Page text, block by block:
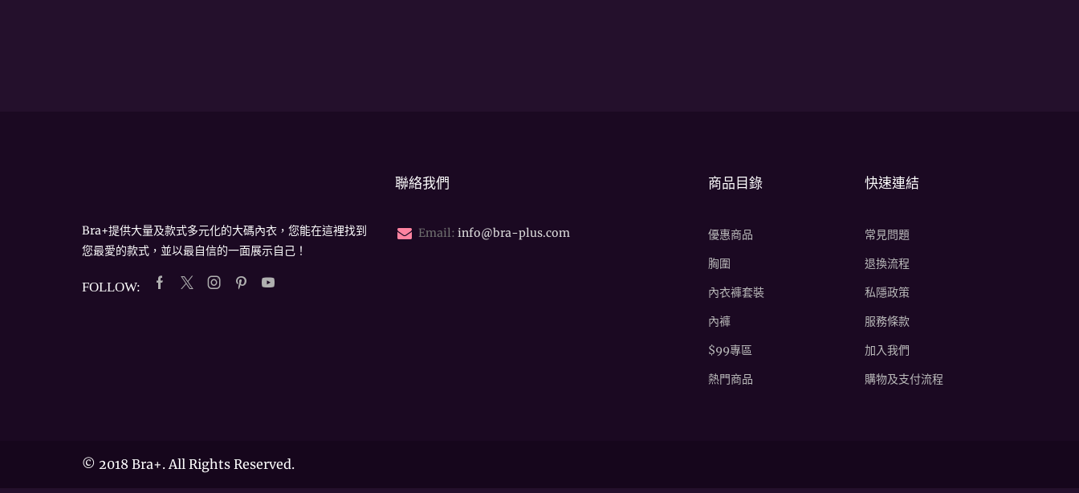
Bra+提供大量及款式多元化的大碼內衣，您能在這裡找到
您最愛的款式，並以最自信的一面展示自己！
FOLLOW: Facebook
TwitterInstagram
PinterestYoutube
聯絡我們
Email:info@bra-plus.com
商品目錄
優惠商品
胸圍
內衣褲套裝
內褲
$99專區
熱門商品
快速連結
常見問題
退換流程
私隱政策
服務條款
加入我們
購物及支付流程
© 2018 Bra+. All Rights Reserved.